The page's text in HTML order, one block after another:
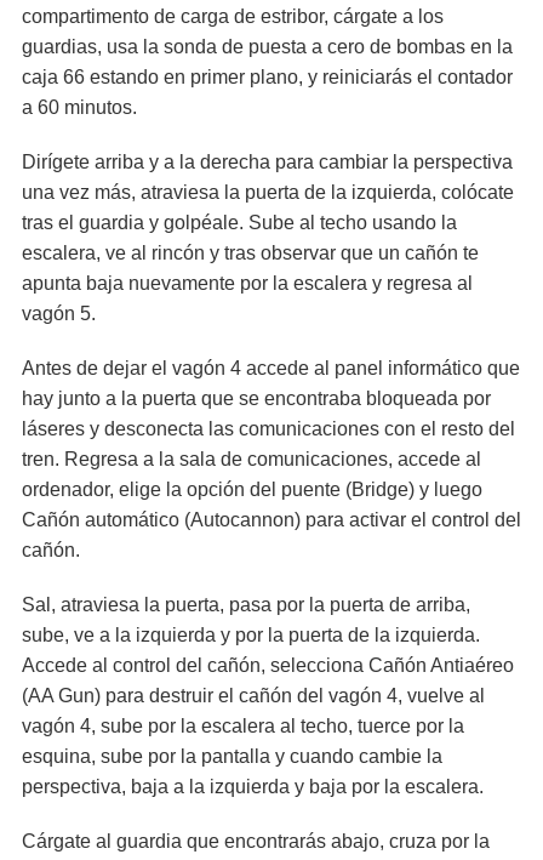
compartimento de carga de estribor, cárgate a los
guardias, usa la sonda de puesta a cero de bombas en la
caja 66 estando en primer plano, y reiniciarás el contador
a 60 minutos.
Dirígete arriba y a la derecha para cambiar la perspectiva
una vez más, atraviesa la puerta de la izquierda, colócate
tras el guardia y golpéale. Sube al techo usando la
escalera, ve al rincón y tras observar que un cañón te
apunta baja nuevamente por la escalera y regresa al
vagón 5.
Antes de dejar el vagón 4 accede al panel informático que
hay junto a la puerta que se encontraba bloqueada por
láseres y desconecta las comunicaciones con el resto del
tren. Regresa a la sala de comunicaciones, accede al
ordenador, elige la opción del puente (Bridge) y luego
Cañón automático (Autocannon) para activar el control del
cañón.
Sal, atraviesa la puerta, pasa por la puerta de arriba,
sube, ve a la izquierda y por la puerta de la izquierda.
Accede al control del cañón, selecciona Cañón Antiaéreo
(AA Gun) para destruir el cañón del vagón 4, vuelve al
vagón 4, sube por la escalera al techo, tuerce por la
esquina, sube por la pantalla y cuando cambie la
perspectiva, baja a la izquierda y baja por la escalera.
Cárgate al guardia que encontrarás abajo, cruza por la